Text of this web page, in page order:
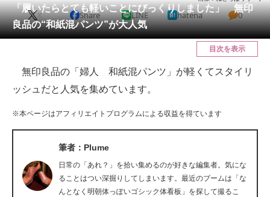
会員記事
メディア
ITの今と未来を見通す
スマホと通信の最新トレンド
好きが集まる 比べて選べる
ビジネスと働き方のヒント
「履いたらとても軽いことにびっくりしました」 無印
良品の“和紙混パンツ”が大人気
X Share LINE hatena 0
目次を表示
無印良品の「婦人 和紙混パンツ」が軽くてスタイリ
ッシュだと人気を集めています。
※本ページはアフィリエイトプログラムによる収益を得ています
筆者：Plume
日常の「あれ？」を拾い集めるのが好きな編集者。気にな
ることはつい深掘りしてしまいます。最近のブームは「な
んとなく明朝体っぽいゴシック体看板」を探して撮るこ